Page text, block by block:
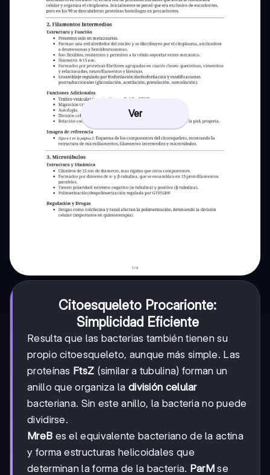
Ver
Citoesqueleto Procarionte:
Simplicidad Eficiente
Resulta que las bacterias también tienen su
propio citoesqueleto, aunque más simple. Las
proteínas FtsZ (similar a tubulina) forman un
anillo que organiza la división celular
bacteriana. Sin este anillo, la bacteria no puede
dividirse.
MreB es el equivalente bacteriano de la actina
y forma estructuras helicoidales que
determinan la forma de la bacteria. ParM se